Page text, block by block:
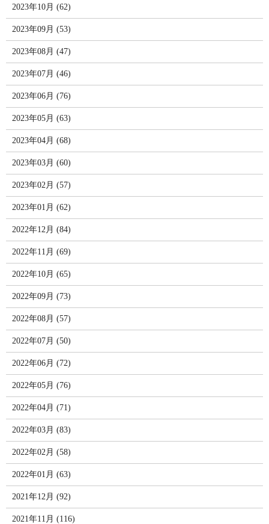
2023年10月 (62)
2023年09月 (53)
2023年08月 (47)
2023年07月 (46)
2023年06月 (76)
2023年05月 (63)
2023年04月 (68)
2023年03月 (60)
2023年02月 (57)
2023年01月 (62)
2022年12月 (84)
2022年11月 (69)
2022年10月 (65)
2022年09月 (73)
2022年08月 (57)
2022年07月 (50)
2022年06月 (72)
2022年05月 (76)
2022年04月 (71)
2022年03月 (83)
2022年02月 (58)
2022年01月 (63)
2021年12月 (92)
2021年11月 (116)